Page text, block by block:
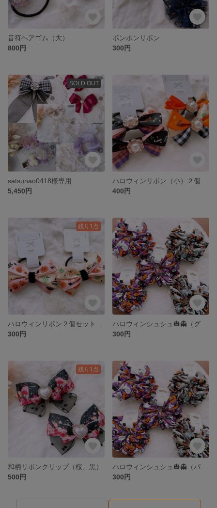
音符ヘアゴム（大）
800円
ポンポンリボン
300円
SOLD OUT
satsunao0418様専用
5,450円
400円
残り1点
300円
300円
残り1点
和柄リボンクリップ（桜、黒）
500円
300円